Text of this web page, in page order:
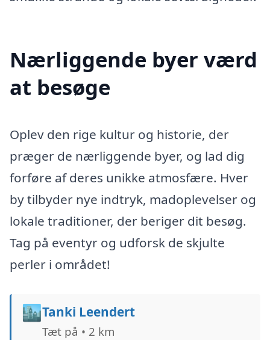
Nærliggende byer værd
at besøge
Oplev den rige kultur og historie, der
præger de nærliggende byer, og lad dig
forføre af deres unikke atmosfære. Hver
by tilbyder nye indtryk, madoplevelser og
lokale traditioner, der beriger dit besøg.
Tag på eventyr og udforsk de skjulte
perler i området!
🏙️Tanki Leendert
Tæt på • 2 km